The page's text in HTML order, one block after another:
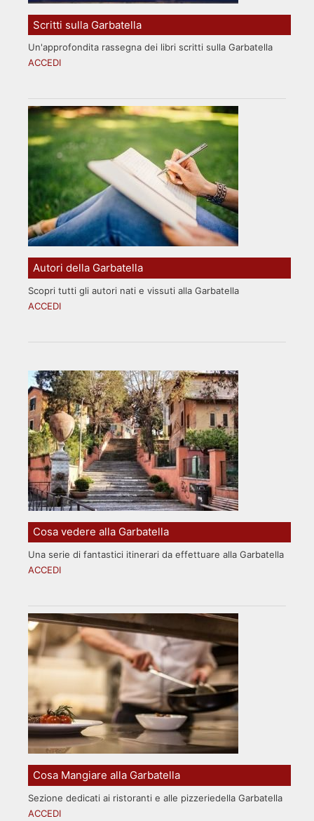
Scritti sulla Garbatella
Un'approfondita rassegna dei libri scritti sulla Garbatella
ACCEDI
Autori della Garbatella
Scopri tutti gli autori nati e vissuti alla Garbatella
ACCEDI
Cosa vedere alla Garbatella
Una serie di fantastici itinerari da effettuare alla Garbatella
ACCEDI
Cosa Mangiare alla Garbatella
Sezione dedicati ai ristoranti e alle pizzeriedella Garbatella
ACCEDI